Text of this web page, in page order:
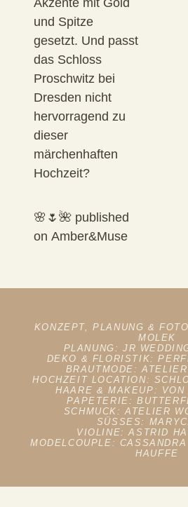
und Spitze
gesetzt. Und passt
das Schloss
Proschwitz bei
Dresden nicht
hervorragend zu
dieser
märchenhaften
Hochzeit?
🌸🌷🌺 published
on Amber&Muse
KONZEPT, PLANUNG &
MOLEK
PLANUNG: JR
DEKO & FLORISTIK:
BRAUTMODE:
HOCHZEIT LOCATION:
HAARE & MAKEUP: VON
PAPETERIE:
SCHMUCK:ATELIER
SÜSSES:
VIOLINE:ASTRID
MODELCOUPLE:
HAUFFE